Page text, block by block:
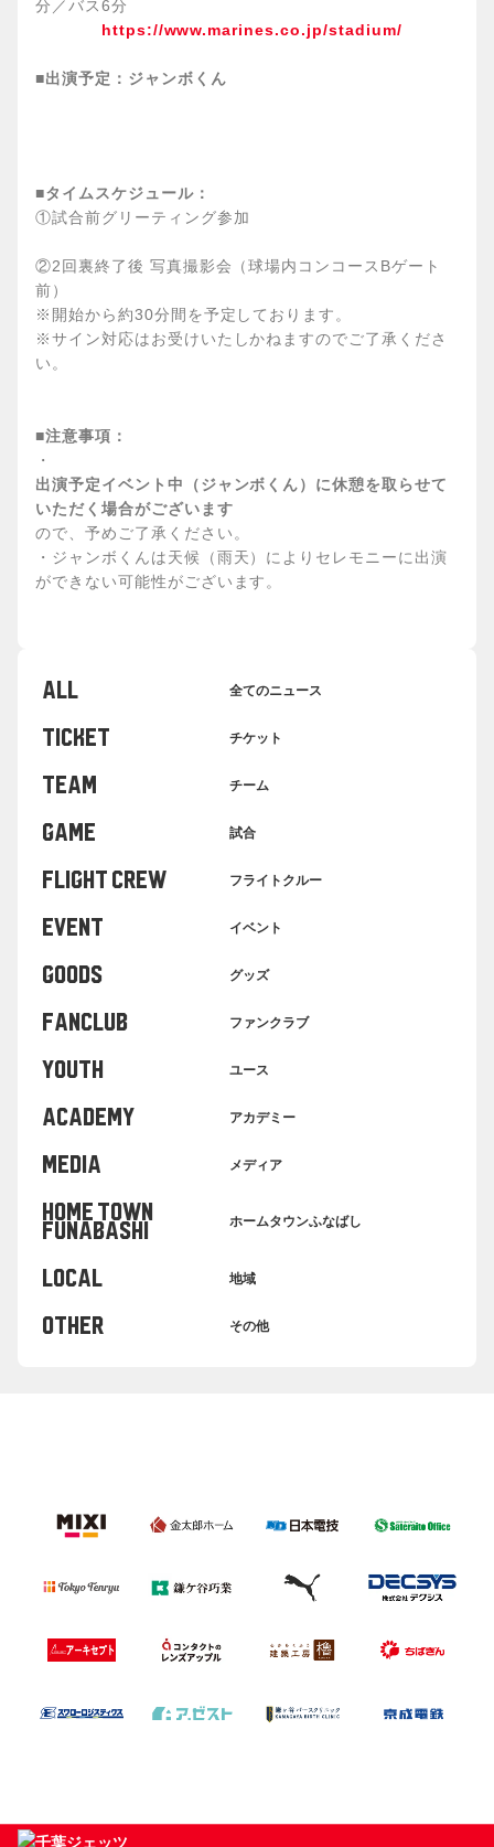
分／バス6分
https://www.marines.co.jp/stadium/
■出演予定：ジャンボくん
■タイムスケジュール：
①試合前グリーティング参加
②2回裏終了後 写真撮影会（球場内コンコースBゲート
前）
※開始から約30分間を予定しております。
※サイン対応はお受けいたしかねますのでご了承くださ
い。
■注意事項：
・
出演予定イベント中（ジャンボくん）に休憩を取らせて
いただく場合がございます
ので、予めご了承ください。
・ジャンボくんは天候（雨天）によりセレモニーに出演
ができない可能性がございます。
ALL 全てのニュース
TICKET チケット
TEAM チーム
GAME 試合
FLIGHT CREW フライトクルー
EVENT イベント
GOODS グッズ
FANCLUB ファンクラブ
YOUTH ユース
ACADEMY アカデミー
MEDIA メディア
HOME TOWN
FUNABASHI ホームタウンふなばし
LOCAL 地域
OTHER その他